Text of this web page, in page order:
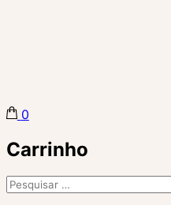
Biba Concept Store
0
Carrinho
Pesquisar